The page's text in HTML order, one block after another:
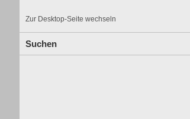
Zur Desktop-Seite wechseln
Suchen